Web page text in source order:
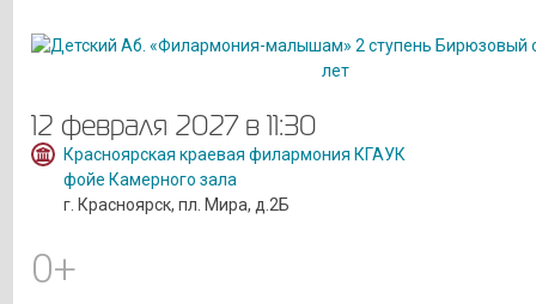
12 февраля 2027 в 11:30
Красноярская краевая филармония КГАУК
фойе Камерного зала
г. Красноярск, пл. Мира, д.2Б
0+